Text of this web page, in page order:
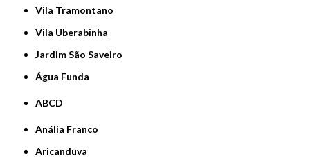
Vila Tramontano
Vila Uberabinha
jardim São Saveiro
Água Funda
ABCD
Anália Franco
Aricanduva